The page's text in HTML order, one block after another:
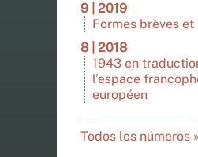
9 | 2019
Formes brèves
8 | 2018
1943 en
l’espace
européen
Todos los números